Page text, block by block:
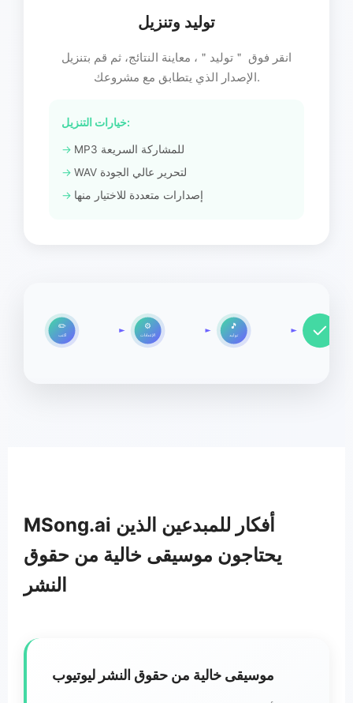
توليد وتنزيل
انقر فوق ＂توليد＂، معاينة النتائج، ثم قم بتنزيل
الإصدار الذي يتطابق مع مشروعك.
خيارات التنزيل:
MP3 للمشاركة السريعة
WAV لتحرير عالي الجودة
إصدارات متعددة للاختيار منها
✏️
اكتب
⚙️
الإعدادات
🎵
توليد
MSong.ai أفكار للمبدعين الذين
يحتاجون موسيقى خالية من حقوق
النشر
موسيقى خالية من حقوق النشر ليوتيوب